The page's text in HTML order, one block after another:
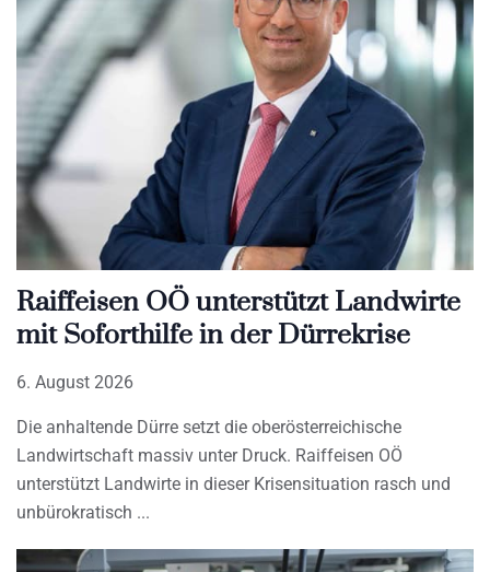
Raiffeisen OÖ unterstützt Landwirte
mit Soforthilfe in der Dürrekrise
6. August 2026
Die anhaltende Dürre setzt die oberösterreichische
Landwirtschaft massiv unter Druck. Raiffeisen OÖ
unterstützt Landwirte in dieser Krisensituation rasch und
unbürokratisch